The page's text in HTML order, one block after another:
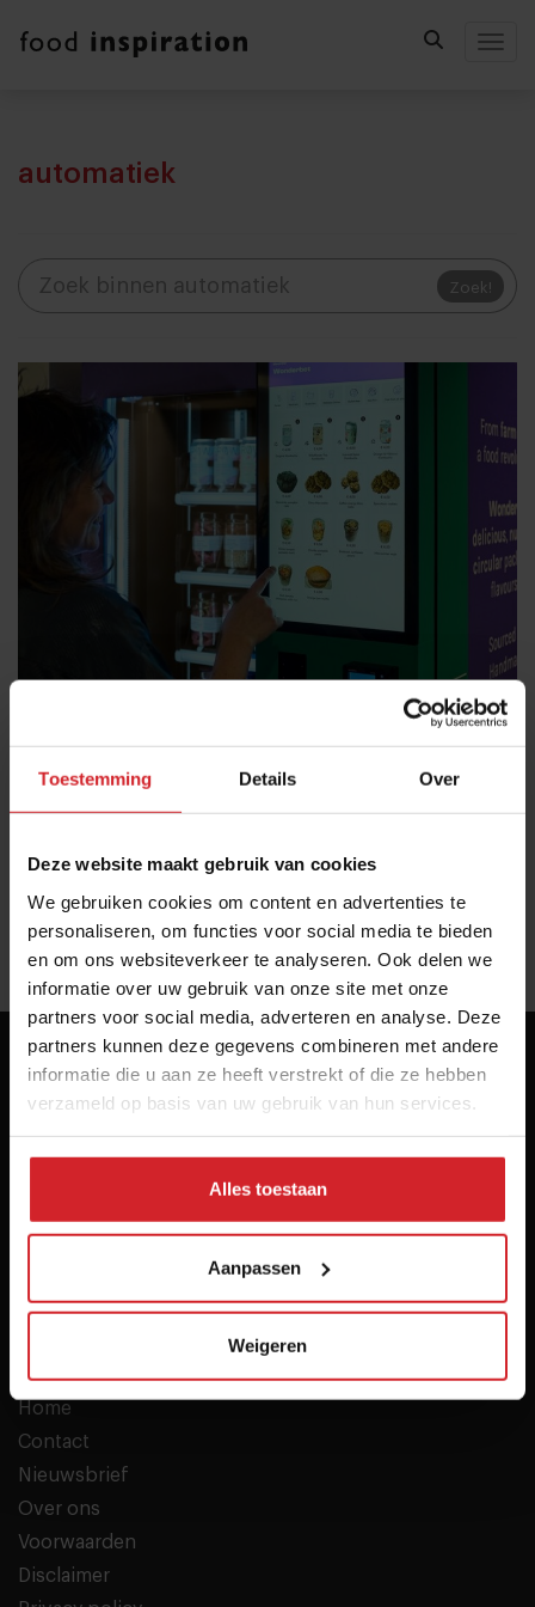
Toestemming Details Over
Deze website maakt gebruik van cookies
We gebruiken cookies om content en advertenties te
personaliseren, om functies voor social media te bieden
en om ons websiteverkeer te analyseren. Ook delen we
informatie over uw gebruik van onze site met onze
partners voor social media, adverteren en analyse. Deze
partners kunnen deze gegevens combineren met andere
informatie die u aan ze heeft verstrekt of die ze hebben
verzameld op basis van uw gebruik van hun services.
Alles toestaan
Aanpassen
Weigeren
automatiek
Zoek!
7 nieuwe foodautomaten die de aandacht
trekken
Onigiri, brood, tosti's, worstenbroodjes, maaltijden en ijs uit
de muur
27 mei 2026
« 1 »
Het inspiratieplatform voor professionals in food &
hospitality
© 2026 Food Inspiration
Vacatures
Home
Contact
Nieuwsbrief
Over ons
Voorwaarden
Disclaimer